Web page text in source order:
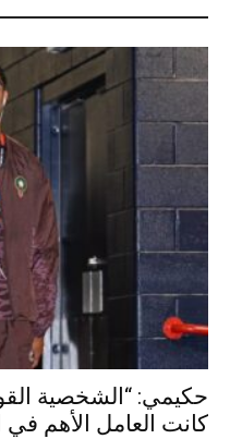
حكيمي: “الشخصية
كانت العامل الأهم في